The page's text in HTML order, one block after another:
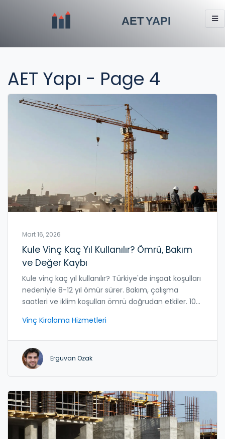
AET Yapı - Page 4
Mart 16, 2026
Kule Vinç Kaç Yıl Kullanılır? Ömrü, Bakım
ve Değer Kaybı
Kule vinç kaç yıl kullanılır? Türkiye'de inşaat koşulları
nedeniyle 8-12 yıl ömür sürer. Bakım, çalışma
saatleri ve iklim koşulları ömrü doğrudan etkiler. 10
Vinç Kiralama Hizmetleri
Erguvan Ozak